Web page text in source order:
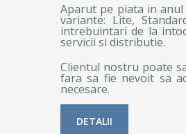
Aparut pe piata in
variante: Lite,
intrebuintari de la
servicii si distributie.
Clientul nostru poate
fara sa fie nevoit sa
necesare.
DETALII